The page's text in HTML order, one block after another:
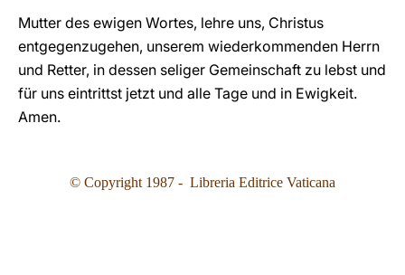
Mutter des ewigen Wortes, lehre uns, Christus
entgegenzugehen, unserem wiederkommenden Herrn
und Retter, in dessen seliger Gemeinschaft zu lebst und
für uns eintrittst jetzt und alle Tage und in Ewigkeit.
Amen.
© Copyright 1987 - Libreria Editrice Vaticana